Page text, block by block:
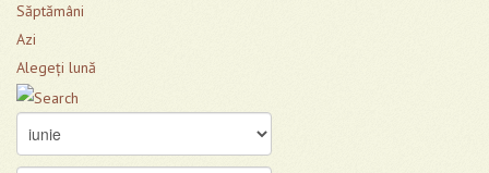
Săptămâni
Azi
Alegeţi lună